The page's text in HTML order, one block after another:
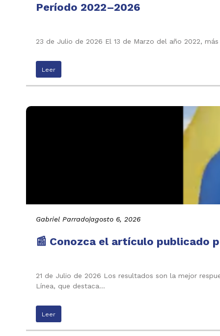
Período 2022–2026
23 de Julio de 2026 El 13 de Marzo del año 2022,
Leer
Gabriel Parrado|agosto 6, 2026
📰 Conozca el artículo publicado
21 de Julio de 2026 Los resultados son la mejor
Línea, que destaca…
Leer